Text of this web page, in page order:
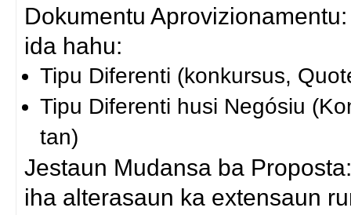
Dokumentu
ida hahu:
Tipu Diferenti (konkursus,
Tipu Diferenti husi Negósiu
tan)
Jestaun Mudansa ba
iha alterasaun ka extensaun